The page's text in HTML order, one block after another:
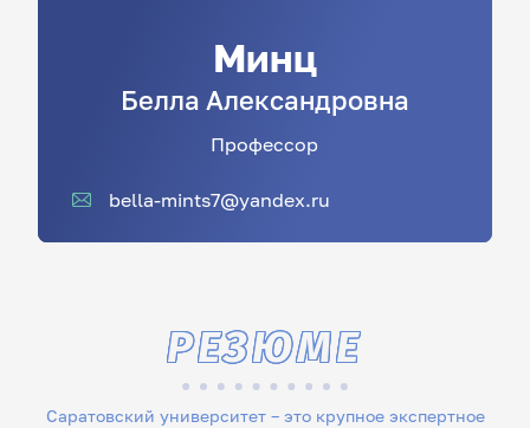
Минц
Белла Александровна
Профессор
bella-mints7@yandex.ru
Саратовский университет – это крупное экспертное
РЕЗЮМЕ